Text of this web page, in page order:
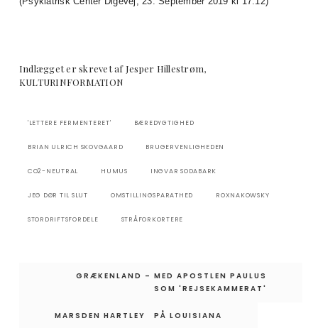
Indlægget er skrevet af Jesper Hillestrøm,
KULTURINFORMATION
'LETTERE FERMENTERET' BÆREDYGTIGHED
BRIAN ULRICH SKOVGAARD BRUGERVENLIGHEDEN
CO2-NEUTRAL HUMUS INGVAR SODABARK
JEG DØR TIL SLUT OMSTILLINGSPARATHED ROXNAKOWSKY
STORDRIFTSFORDELE STRÅFORKORTERE
Indlægsnavigation
GRÆKENLAND – MED APOSTLEN PAULUS
SOM 'REJSEKAMMERAT'
MARSDEN HARTLEY PÅ LOUISIANA